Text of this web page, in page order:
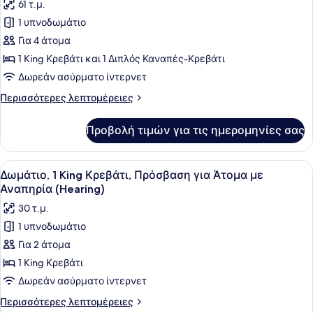
Άτομα
με
Αναπηρία
των
φωτογραφιών
για
Σουίτα,
1
Υπνοδωμάτιο
(King
61 τ.μ.
1 υπνοδωμάτιο
Για 4 άτομα
1 King Κρεβάτι και 1 Διπλός Καναπές-Κρεβάτι
Δωρεάν ασύρματο ίντερνετ
Περισσότερες λεπτομέρειες
Περισσότερες
1
Υπνοδωμάτιο
(King
with
Sofabed)
Προβολή τιμών για τις ημερομηνίες σας
Προβολή
όλων
των
φωτογραφιών
για
Δωμάτιο,
1
King
Κρεβάτι,
Ένα δωμάτιο ξενοδοχείου με ένα
5
Δωμάτιο, 1 King Κρεβάτι, Πρόσβαση για Άτομα με
Αναπηρία (Hearing)
30 τ.μ.
1 υπνοδωμάτιο
Για 2 άτομα
1 King Κρεβάτι
Δωρεάν ασύρματο ίντερνετ
Περισσότερες λεπτομέρειες
Περισσότερες